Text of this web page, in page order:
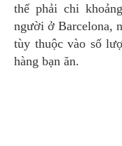
thể phải chi
người ở Barcelona,
tùy thuộc vào số
hàng bạn ăn.